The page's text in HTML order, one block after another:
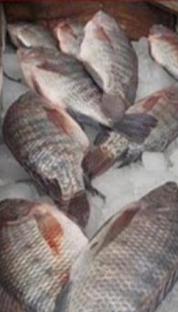
الكاتبة إلهام شرشر تهنئ الرئيس
السيسي بعيد ميلاده وتُشيد بجهوده
في بناء الدولة